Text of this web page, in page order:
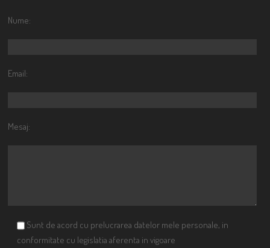
Nume:
Email:
Mesaj:
Sunt de acord cu prelucrarea datelor mele personale, in
conformitate cu legislatia aferenta in vigoare